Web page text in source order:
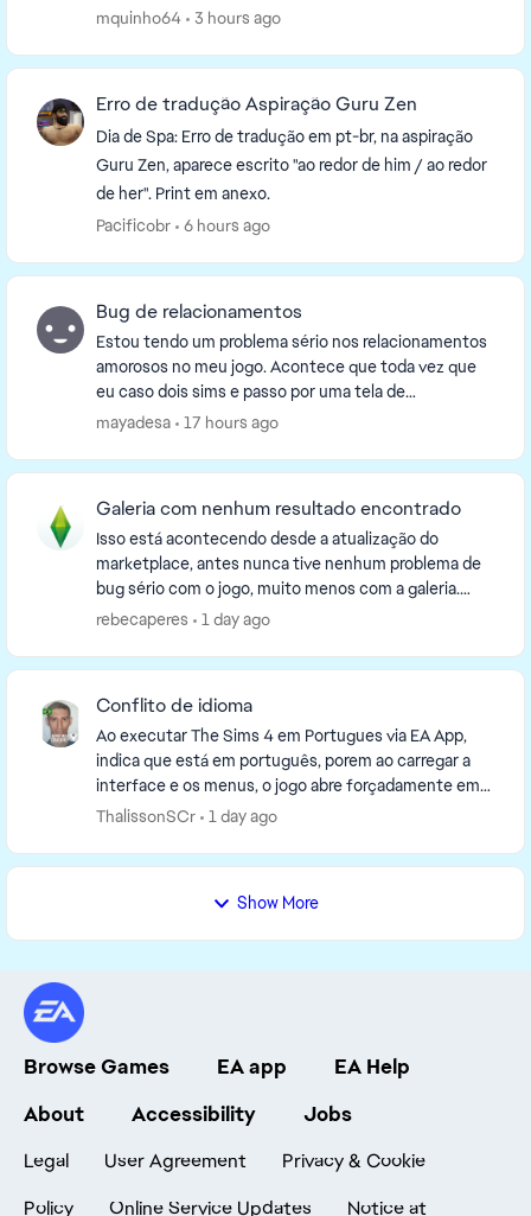
verificar a placa simplesmente sumiu e não deixa...
mquinho64 3 hours ago
Erro de tradução Aspiração Guru Zen
Dia de Spa: Erro de tradução em pt-br, na aspiração
Guru Zen, aparece escrito "ao redor de him / ao redor
de her". Print em anexo.
Pacificobr
6 hours ago
Bug de relacionamentos
Estou tendo um problema sério nos relacionamentos
amorosos no meu jogo. Acontece que toda vez que
eu caso dois sims e passo por uma tela de
carregamento, voltando para a gameplay eles voltam
mayadesa 17 hours ago
Galeria com nenhum resultado encontrado
Isso está acontecendo desde a atualização do
marketplace, antes nunca tive nenhum problema de
bug sério com o jogo, muito menos com a galeria.
Agora quando eu abro o jogo a galeria funciona
rebecaperes 1 day ago
Conflito de idioma
Ao executar The Sims 4 em Portugues via EA App,
indica que está em português, porem ao carregar a
interface e os menus, o jogo abre forçadamente em
Inglês. Ao verificar nas pasta do jogo foi constado...
ThalissonSCr 1 day ago
Show More
Browse Games EA app
EA Help
About
Accessibility Jobs
Legal User Agreement
Privacy & Cookie
Policy
Online Service Updates Notice at